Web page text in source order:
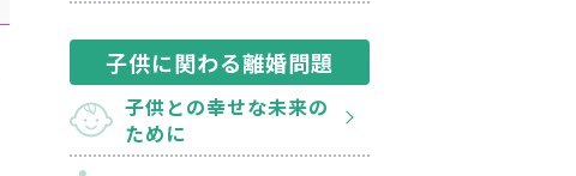
子供に関わる離婚問題
子供との幸せな未来の
ために